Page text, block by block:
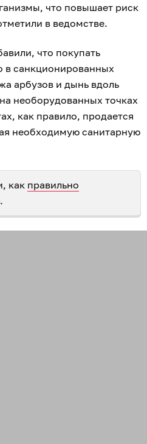
что повышает риск
в ведомстве.
что покупать
в санкционированных
арбузов и дынь вдоль
необорудованных точках
как правило, продается
необходимую санитарную
как правильно